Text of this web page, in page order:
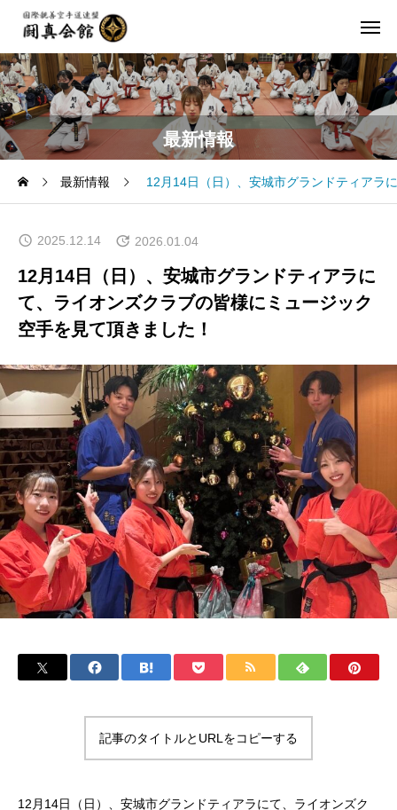
最新情報
最新情報 12月14日（日）、安城市グランドティアラ
2025.12.14 2026.01.04
12月14日（日）、安城市グランドティアラに
て、ライオンズクラブの皆様にミュージック
空手を見て頂きました！
記事のタイトルとURLをコピーする
12月14日（日）、安城市グランドティアラにて、ライオンズク